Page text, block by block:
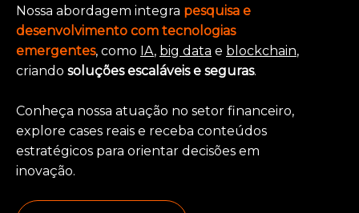
Nossa abordagem integra pesquisa e
desenvolvimento com tecnologias
emergentes, como IA, big data e blockchain,
criando soluções escaláveis e seguras.
Conheça nossa atuação no setor financeiro,
explore cases reais e receba conteúdos
estratégicos para orientar decisões em
inovação.